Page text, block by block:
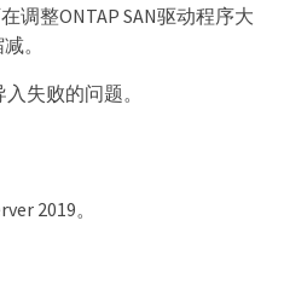
调整ONTAP SAN驱动程序大
。
失败的问题。
2019。